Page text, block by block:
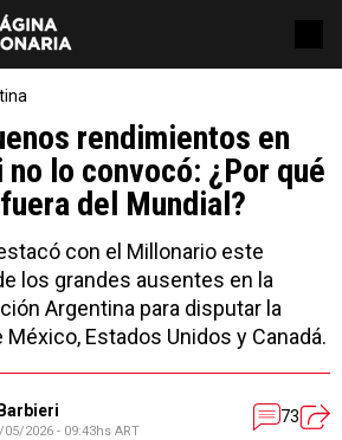
rendimientos en
no lo convocó: ¿Por qué
del Mundial?
con el Millonario este
los grandes ausentes en la
Argentina para disputar la
Estados Unidos y Canadá.
05/2026 - 09:43hs ART
73